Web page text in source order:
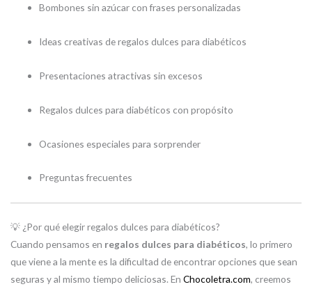
Bombones sin azúcar con frases personalizadas
Ideas creativas de regalos dulces para diabéticos
Presentaciones atractivas sin excesos
Regalos dulces para diabéticos con propósito
Ocasiones especiales para sorprender
Preguntas frecuentes
💡 ¿Por qué elegir regalos dulces para diabéticos?
Cuando pensamos en regalos dulces para diabéticos, lo primero
que viene a la mente es la dificultad de encontrar opciones que sean
seguras y al mismo tiempo deliciosas. En Chocoletra.com, creemos